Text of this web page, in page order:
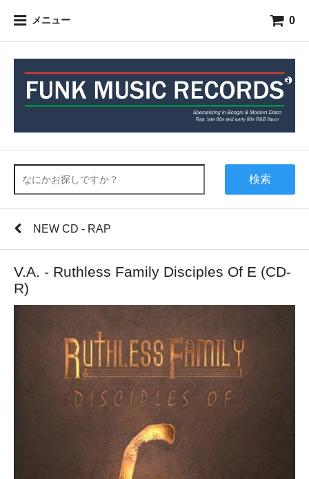
メニュー 0
検索
NEW CD - RAP
V.A. - Ruthless Family Disciples Of E (CD-
R)